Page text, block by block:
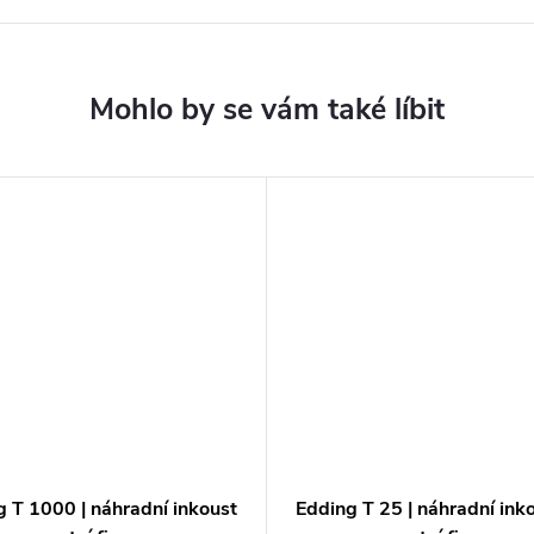
T 1000 | náhradní inkoust
Edding T 25 | náhradní